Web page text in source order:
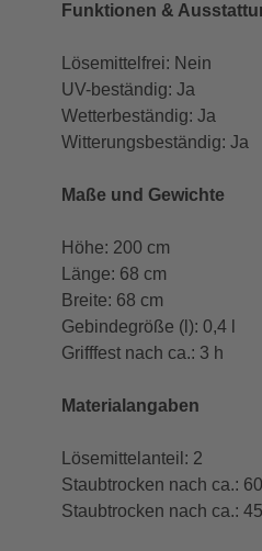
Funktionen &
Lösemittelfrei: Nein
UV-beständig: Ja
Wetterbeständig: Ja
Witterungsbeständig: Ja
Maße und Gewichte
Höhe: 200 cm
Länge: 68 cm
Breite: 68 cm
Gebindegröße (l): 0,4 l
Grifffest nach ca.: 3 h
Materialangaben
Lösemittelanteil: 2
Staubtrocken nach ca.:
Staubtrocken nach ca.: